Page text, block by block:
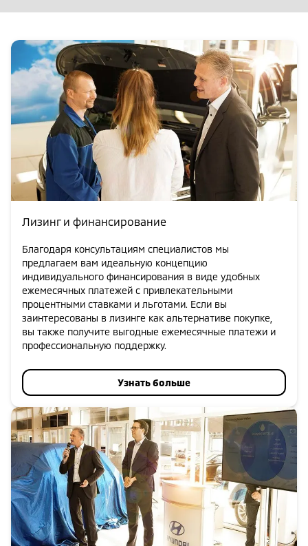
Лизинг и финансирование
Благодаря консультациям специалистов мы
предлагаем вам идеальную концепцию
индивидуального финансирования в виде удобных
ежемесячных платежей с привлекательными
процентными ставками и льготами. Если вы
заинтересованы в лизинге как альтернативе покупке,
вы также получите выгодные ежемесячные платежи и
профессиональную поддержку.
Узнать больше